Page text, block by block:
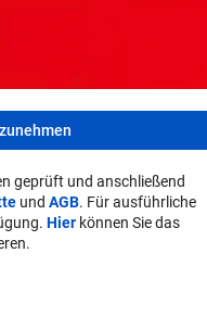
geprüft und anschließend
und AGB. Für ausführliche
Hier können Sie das